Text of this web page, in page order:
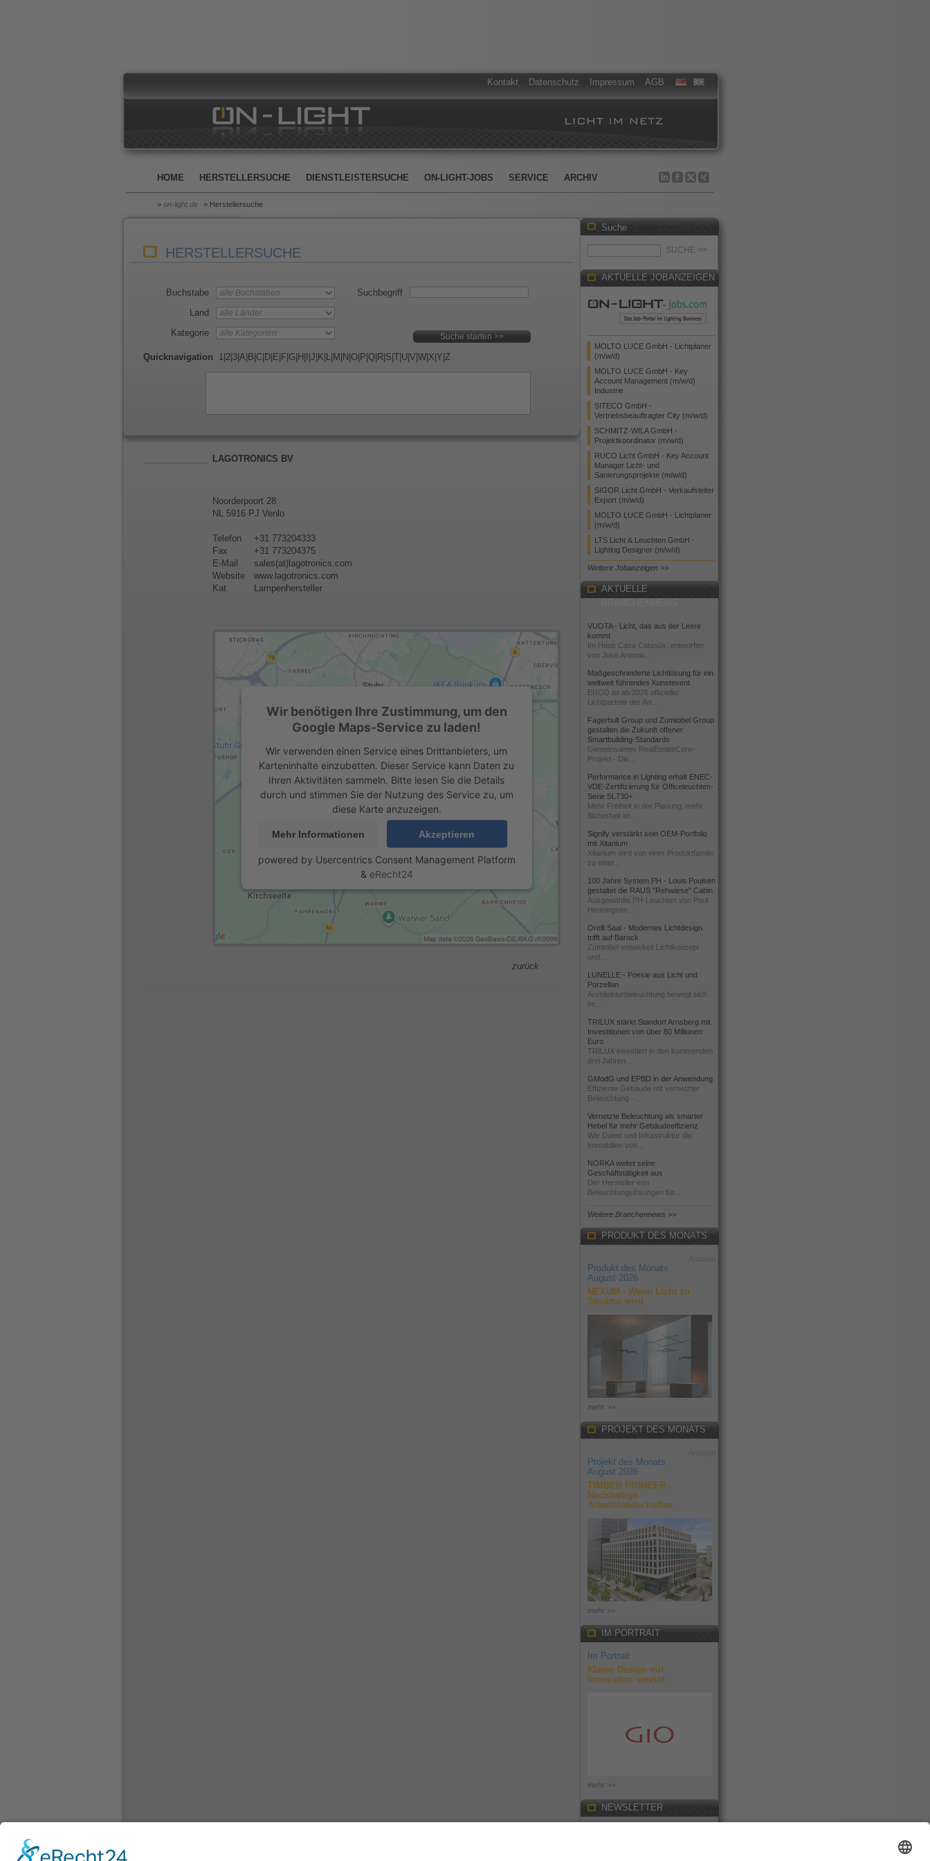
Kontakt Datenschutz Impressum AGB
HOME HERSTELLERSUCHE DIENSTLEISTERSUCHE ON-LIGHT-JOBS SERVICE ARCHIV
> on-light.de > Herstellersuche
HERSTELLERSUCHE
Buchstabe
Land
Kategorie
Suchbegriff
Quicknavigation 1 2 3 A B C D E F G H J K L M N O P Q R S T U V W X Y Z
LAGOTRONICS BV
Noorderpoort 28
NL 5916 PJ Venlo
Telefon
+31 773204333
Fax
+31 773204375
E-Mail
sales(at)lagotronics.com
Website
www.lagotronics.com
Kat.
Lampenhersteller
Wir benötigen Ihre Zustimmung, um den
Google Maps-Service zu laden!
Wir verwenden einen Service eines Drittanbieters, um
Karteninhalte einzubetten. Dieser Service kann Daten zu
Ihren Aktivitäten sammeln. Bitte lesen Sie die Details
durch und stimmen Sie der Nutzung des Service zu, um
diese Karte anzuzeigen.
Mehr Informationen Akzeptieren
powered by Usercentrics Consent Management Platform
& eRecht24
zurück
Suche
AKTUELLE JOBANZEIGEN
MOLTO LUCE GmbH - Lichtplaner
(m/w/d)
MOLTO LUCE GmbH - Key
Account Management (m/w/d)
Industrie
SITECO GmbH -
Vertriebsbeauftragter City (m/w/d)
SCHMITZ-WILA GmbH -
Projektkoordinator (m/w/d)
RUCO Licht GmbH - Key Account
Manager Licht- und
Sanierungsprojekte (m/w/d)
SIGOR Licht GmbH - Verkaufsleiter
Export (m/w/d)
MOLTO LUCE GmbH - Lichtplaner
(m/w/d)
LTS Licht & Leuchten GmbH -
Lighting Designer (m/w/d)
Weitere Jobanzeigen >>
AKTUELLE
VUOTA - Licht, das aus der Leere
kommt
Im Haus Casa Catasüs, entworfen
von Jose Antonio...
Maßgeschneiderte Lichtlösung für ein
weltweit führendes Kunstevent
ERCO ist ab 2026 offizieller
Lichtpartner der Art...
Fagerhult Group und Zumtobel Group
gestalten die Zukunft offener
Smartbuilding-Standards
Gemeinsames RealEstateCore-
Projekt - Die...
Performance in Lighting erhält ENEC-
VDE-Zertifizierung für Officeleuchten-
Serie SL730+
Mehr Freiheit in der Planung, mehr
Sicherheit im...
Signify verstärkt sein OEM-Portfolio
mit Xitanium
Xitanium wird von einer Produktfamilie
zu einer...
100 Jahre System PH - Louis Poulsen
gestaltet die RAUS "Rehwiese" Cabin
Ausgewählte PH-Leuchten von Poul
Henningsen...
Orelli Saal - Modernes Lichtdesign
trifft auf Barock
Zumtobel entwickelt Lichtkonzept
und...
LUNELLE - Poesie aus Licht und
Porzellan
Architekturbeleuchtung bewegt sich
im...
TRILUX stärkt Standort Arnsberg mit
Investitionen von über 80 Millionen
Euro
TRILUX investiert in den kommenden
drei Jahren...
GModG und EPBD in der Anwendung
Effiziente Gebäude mit vernetzter
Beleuchtung -...
Vernetzte Beleuchtung als smarter
Hebel für mehr Gebäudeeffizienz
Wie Daten und Infrastruktur die
Immobilien von...
NORKA weitet seine
Geschäftstätigkeit aus
Der Hersteller von
Beleuchtungslösungen für...
Weitere Branchennews >>
PRODUKT DES MONATS
Produkt des Monats
August 2026
NEXUM - Wenn Licht zu
Struktur wird
mehr >>
PROJEKT DES MONATS
Projekt des Monats
August 2026
TIMBER PIONEER -
Nachhaltige
Arbeitslandschaften
mehr >>
IM PORTRAIT
Im Portrait
Klares Design mit
Innovation vereint
mehr >>
NEWSLETTER